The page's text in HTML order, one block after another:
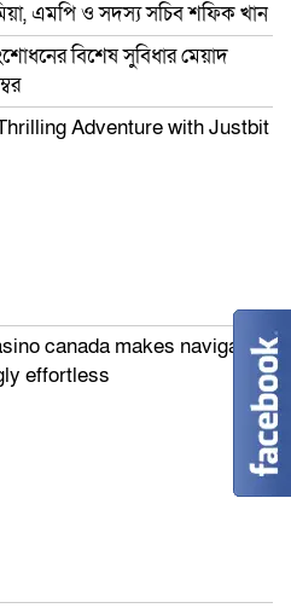
এমপি ও সদস্য সচিব শফিক খান
বিশেষ সুবিধার মেয়াদ
Adventure with Justbit
canada makes navigation
effortless